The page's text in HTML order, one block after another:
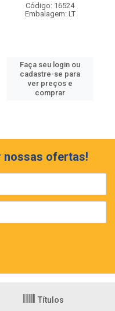
Código: 16524
Embalagem: LT
Faça seu login ou
cadastre-se para
ver preços e
comprar
nossas ofertas!
Títulos